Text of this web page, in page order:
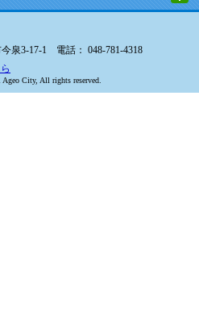
泉3-17-1 電話： 048-781-4318
City, All rights reserved.